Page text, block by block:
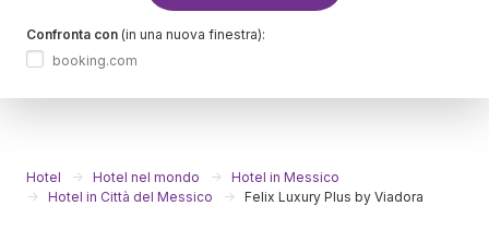
Confronta con (in una nuova finestra):
booking.com
Hotel Hotel nel mondo
Hotel in Messico
Hotel in Città del Messico
Felix Luxury Plus by Viadora